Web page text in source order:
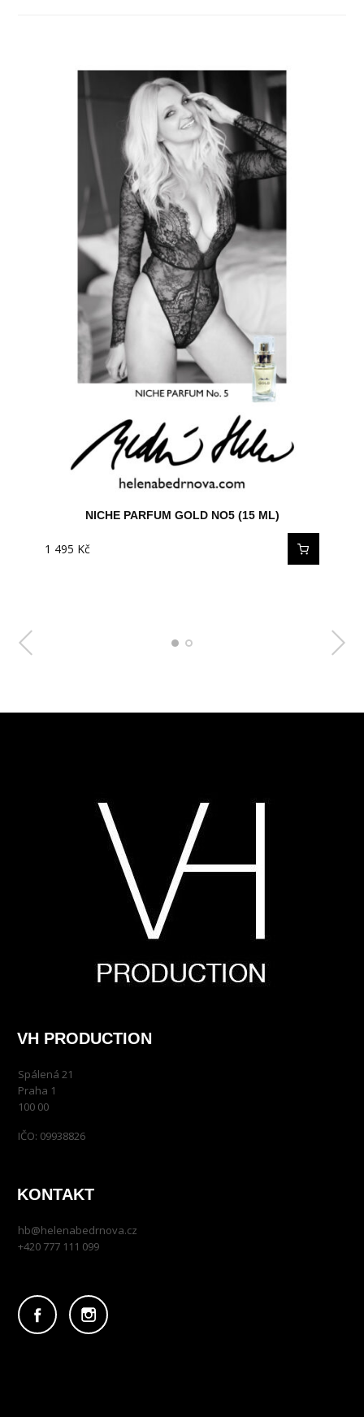
NICHE PARFUM GOLD NO5 (15 ML)
1 495 Kč
NICHE PARFUM GOLD NO5 (100 ML)
4 995 Kč
VH PRODUCTION
Spálená 21
Praha 1
100 00
IČO: 09938826
KONTAKT
hb@helenabedrnova.cz
+420 777 111 099